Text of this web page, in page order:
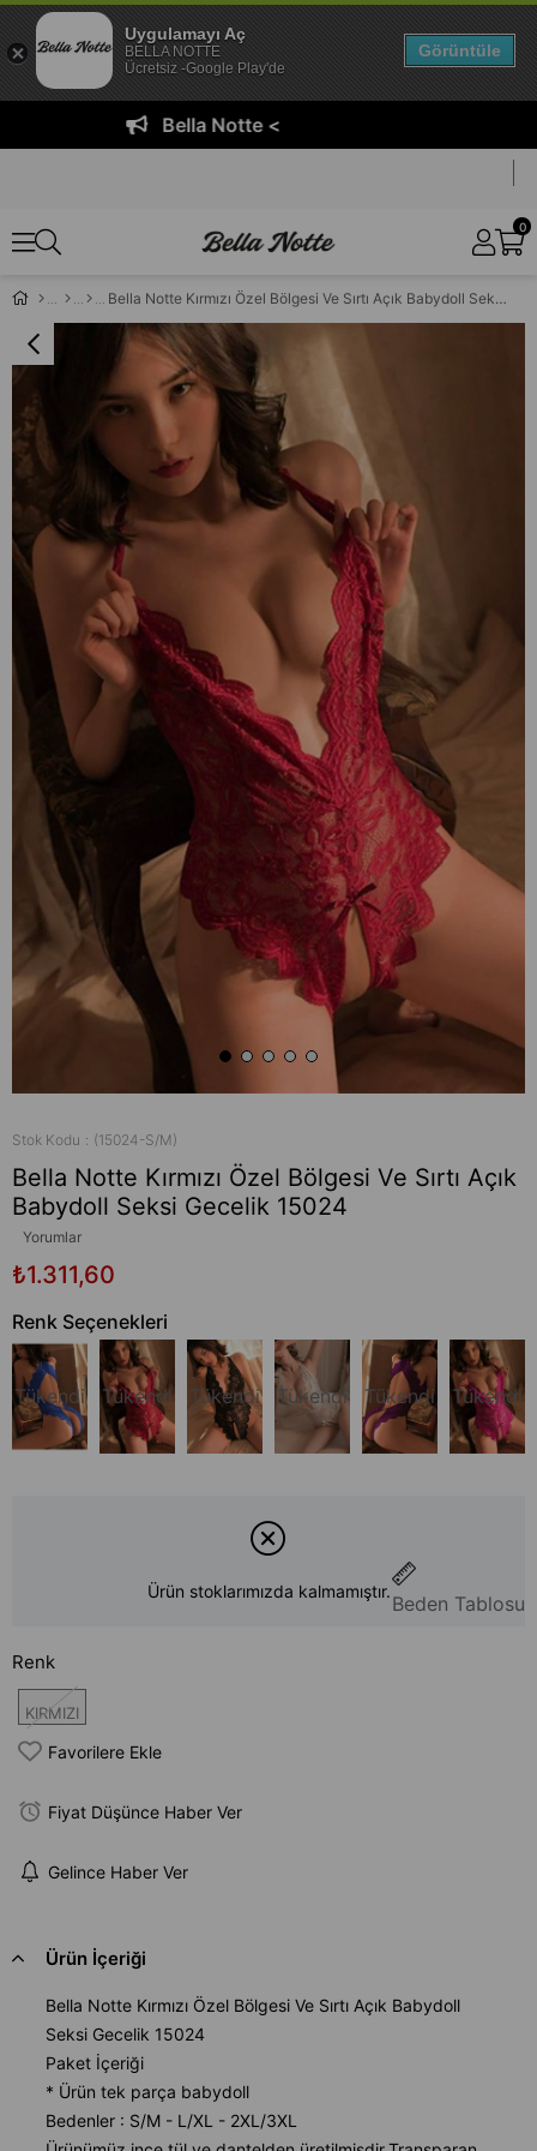
Bella Notte <
0
Bella Notte Kırmızı Özel Bölgesi Ve Sırtı Açık Babydoll Seksi Gecelik 15024
Stok Kodu (15024-S/M)
Bella Notte Kırmızı Özel Bölgesi Ve Sırtı Açık
Babydoll Seksi Gecelik 15024
Yorumlar
₺1.311,60
Renk Seçenekleri
Tükendi Tükendi Tükendi Tükendi Tükendi Tükendi
Beden Tablosu
Ürün stoklarımızda kalmamıştır.
Renk
KIRMIZI
Favorilere Ekle
Fiyat Düşünce Haber Ver
Gelince Haber Ver
Ürün İçeriği
Bella Notte Kırmızı Özel Bölgesi Ve Sırtı Açık Babydoll
Seksi Gecelik 15024
Paket İçeriği
* Ürün tek parça babydoll
Bedenler : S/M - L/XL - 2XL/3XL
Uygulamayı Aç
BELLA NOTTE
Ücretsiz -Google Play'de
Görüntüle